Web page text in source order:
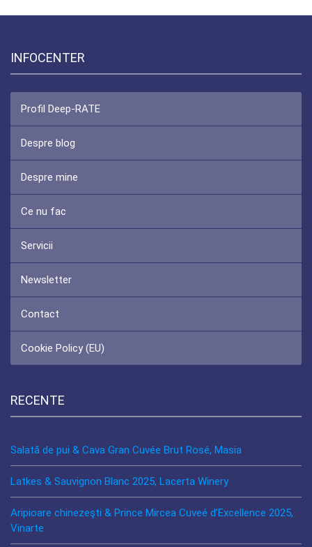
INFOCENTER
Profil Deep-RATE
Despre blog
Despre mine
Ce nu fac
Servicii
Newsletter
Contact
Cookie Policy (EU)
RECENTE
Salată de pui & Cava Gran Cuvée Brut Rosé, Masia
Latkes & Sauvignon Blanc 2025, Lacerta Winery
Aripioare chinezeşti & Prince Mircea Cuveé d’Excellence 2025,
Vinarte